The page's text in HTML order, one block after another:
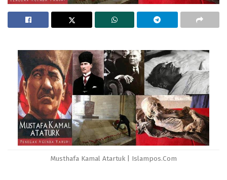
Musthafa Kamal Atartuk | Islampos.Com